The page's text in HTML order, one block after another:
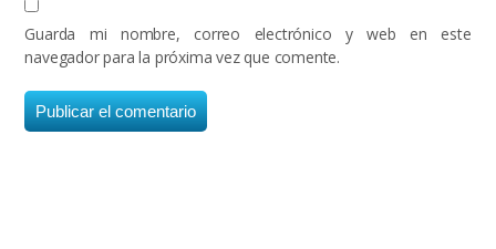
Guarda mi nombre, correo electrónico y web en este
navegador para la próxima vez que comente.